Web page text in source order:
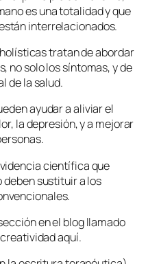
es una totalidad y que
interrelacionados.
tratan de abordar
no solo los síntomas, y de
de la salud.
ayudar a aliviar el
la depresión, y a mejorar
científica que
deben sustituir a los
en el blog llamado
aquí.